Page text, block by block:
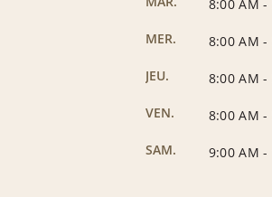
8:00 AM -
MER.
8:00 AM -
JEU.
8:00 AM -
VEN.
8:00 AM -
SAM.
9:00 AM -